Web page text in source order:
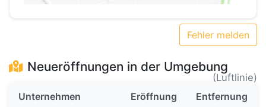
Fehler melden
Neueröffnungen in der Umgebung
(Luftlinie)
Unternehmen
Eröffnung Entfernung